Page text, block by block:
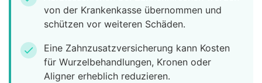
von der Krankenkasse übernommen und
schützen vor weiteren Schäden.
check
Eine Zahnzusatzversicherung kann Kosten
für Wurzelbehandlungen, Kronen oder
Aligner erheblich reduzieren.